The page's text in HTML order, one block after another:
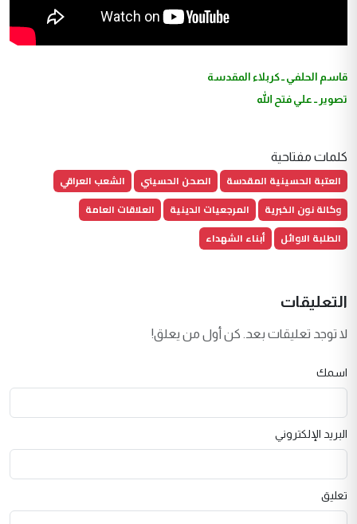
قاسم الحلفي ــ كربلاء المقدسة
تصوير ــ علي فتح الله
كلمات مفتاحية
العتبة الحسينية المقدسة الصحن الحسيني
الشعب العراقي
وكالة نون الخبرية
المرجعيات الدينية
العلاقات العامة
الطلبة الاوائل
أبناء الشهداء
التعليقات
لا توجد تعليقات بعد. كن أول من يعلق!
اسمك
البريد الإلكتروني
تعليق